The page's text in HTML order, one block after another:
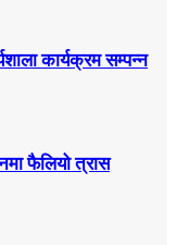
कार्यक्रम सम्पन्न
फैलियो त्रास